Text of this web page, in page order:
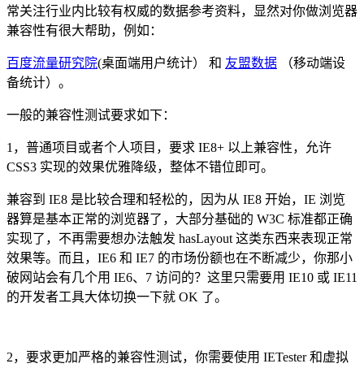
常关注行业内比较有权威的数据参考资料，显然对你做浏览器
兼容性有很大帮助，例如：
百度流量研究院(桌面端用户统计） 和 友盟数据 （移动端设
备统计）。
一般的兼容性测试要求如下：
1，普通项目或者个人项目，要求 IE8+ 以上兼容性，允许
CSS3 实现的效果优雅降级，整体不错位即可。
兼容到 IE8 是比较合理和轻松的，因为从 IE8 开始，IE 浏览
器算是基本正常的浏览器了，大部分基础的 W3C 标准都正确
实现了，不再需要想办法触发 hasLayout 这类东西来表现正常
效果等。而且，IE6 和 IE7 的市场份额也在不断减少，你那小
破网站会有几个用 IE6、7 访问的？这里只需要用 IE10 或 IE11
的开发者工具大体切换一下就 OK 了。
2，要求更加严格的兼容性测试，你需要使用 IETester 和虚拟